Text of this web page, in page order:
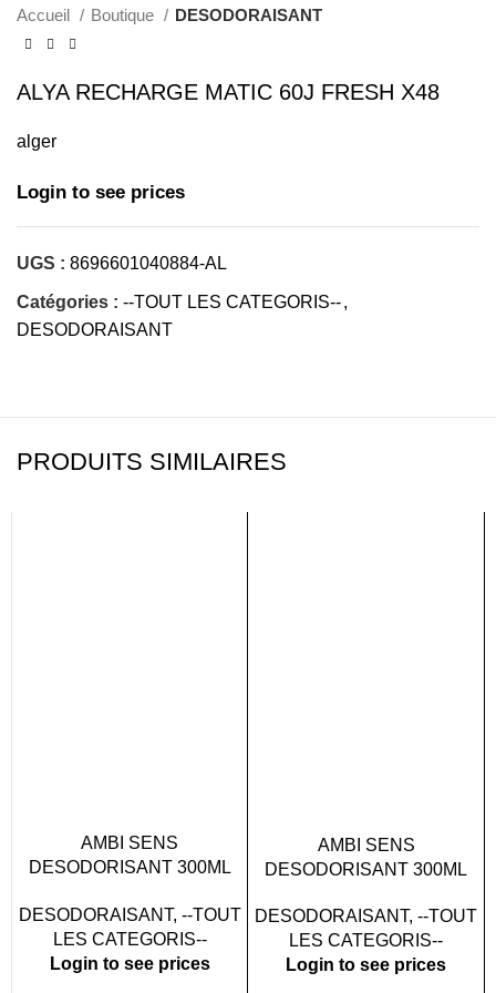
Accueil Boutique DESODORAISANT
ALYA RECHARGE MATIC 60J FRESH X48
alger
Login to see prices
UGS : 8696601040884-AL
Catégories : --TOUT LES CATEGORIS--,
DESODORAISANT
PRODUITS SIMILAIRES
AMBI SENS
DESODORISANT 300ML
DESODORAISANT, --TOUT
LES CATEGORIS--
Login to see prices
AMBI SENS
DESODORISANT 300ML
DESODORAISANT, --TOUT
LES CATEGORIS--
Login to see prices